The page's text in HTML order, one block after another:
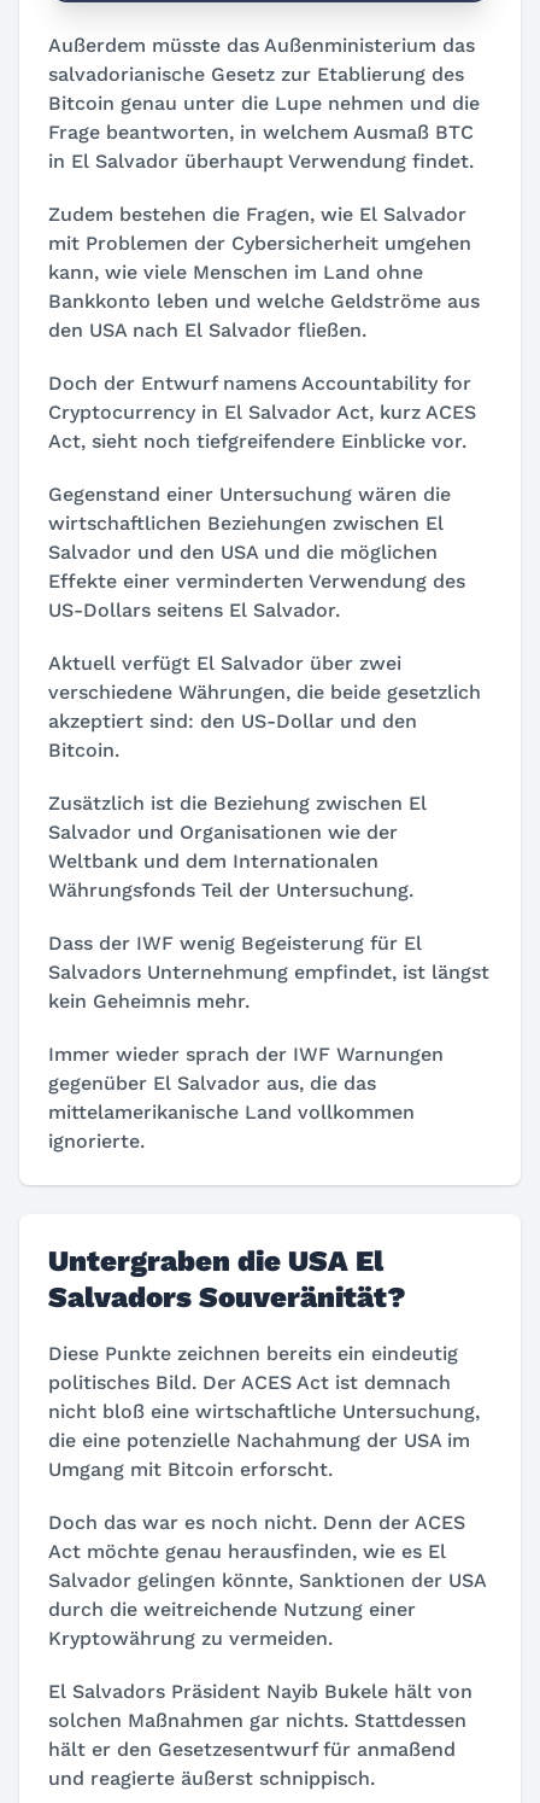
Außerdem müsste das Außenministerium das
salvadorianische Gesetz zur Etablierung des
Bitcoin genau unter die Lupe nehmen und die
Frage beantworten, in welchem Ausmaß BTC
in El Salvador überhaupt Verwendung findet.
Zudem bestehen die Fragen, wie El Salvador
mit Problemen der Cybersicherheit umgehen
kann, wie viele Menschen im Land ohne
Bankkonto leben und welche Geldströme aus
den USA nach El Salvador fließen.
Doch der Entwurf namens Accountability for
Cryptocurrency in El Salvador Act, kurz ACES
Act, sieht noch tiefgreifendere Einblicke vor.
Gegenstand einer Untersuchung wären die
wirtschaftlichen Beziehungen zwischen El
Salvador und den USA und die möglichen
Effekte einer verminderten Verwendung des
US-Dollars seitens El Salvador.
Aktuell verfügt El Salvador über zwei
verschiedene Währungen, die beide gesetzlich
akzeptiert sind: den US-Dollar und den
Bitcoin.
Zusätzlich ist die Beziehung zwischen El
Salvador und Organisationen wie der
Weltbank und dem Internationalen
Währungsfonds Teil der Untersuchung.
Dass der IWF wenig Begeisterung für El
Salvadors Unternehmung empfindet, ist längst
kein Geheimnis mehr.
Immer wieder sprach der IWF Warnungen
gegenüber El Salvador aus, die das
mittelamerikanische Land vollkommen
ignorierte.
Untergraben die USA El
Salvadors Souveränität?
Diese Punkte zeichnen bereits ein eindeutig
politisches Bild. Der ACES Act ist demnach
nicht bloß eine wirtschaftliche Untersuchung,
die eine potenzielle Nachahmung der USA im
Umgang mit Bitcoin erforscht.
Doch das war es noch nicht. Denn der ACES
Act möchte genau herausfinden, wie es El
Salvador gelingen könnte, Sanktionen der USA
durch die weitreichende Nutzung einer
Kryptowährung zu vermeiden.
El Salvadors Präsident Nayib Bukele hält von
solchen Maßnahmen gar nichts. Stattdessen
hält er den Gesetzesentwurf für anmaßend
und reagierte äußerst schnippisch.